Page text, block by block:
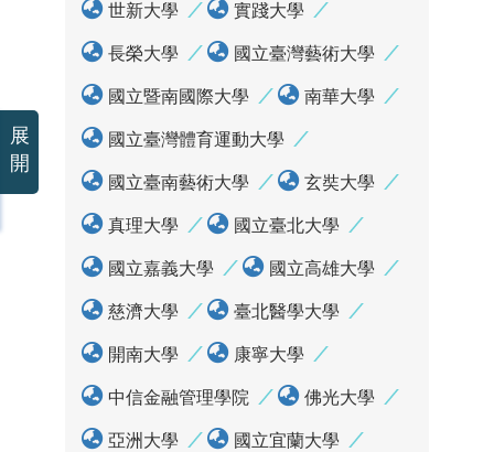
世新大學 實踐大學
長榮大學 國立臺灣藝術大學
國立暨南國際大學 南華大學
國立臺灣體育運動大學
國立臺南藝術大學 玄奘大學
真理大學 國立臺北大學
國立嘉義大學 國立高雄大學
慈濟大學 臺北醫學大學
開南大學 康寧大學
中信金融管理學院 佛光大學
亞洲大學 國立宜蘭大學
展
開